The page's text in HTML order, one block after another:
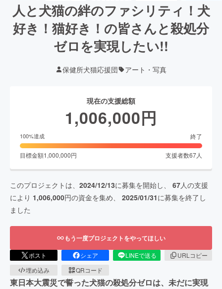
人と犬猫の絆のファシリティ！犬
好き！猫好き！の皆さんと殺処分
ゼロを実現したい!!
保健所犬猫応援団 アート・写真
現在の支援総額
1,006,000円
100%達成 終了
目標金額1,000,000円 支援者数67人
このプロジェクトは、 2024/12/13に募集を開始し、 67人の支援
により 1,006,000円の資金を集め、 2025/01/31に募集を終了し
ました
もう一度プロジェクトをやってほしい
ポスト シェア LINEで送る
URLコピー
埋め込み
QRコード
東日本大震災で誓った犬猫の殺処分ゼロは、未だに実現